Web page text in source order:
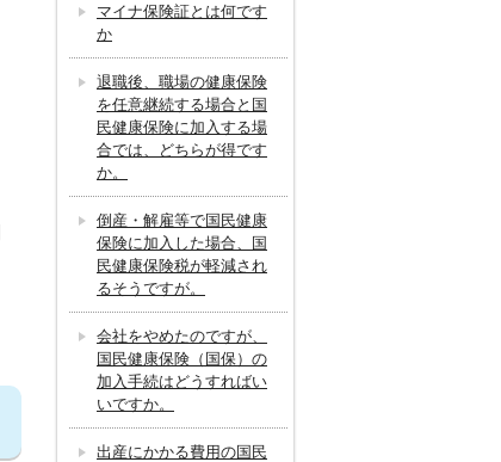
マイナ保険証とは何です
か
退職後、職場の健康保険
を任意継続する場合と国
民健康保険に加入する場
合では、どちらが得です
か。
倒産・解雇等で国民健康
保険に加入した場合、国
民健康保険税が軽減され
るそうですが。
会社をやめたのですが、
国民健康保険（国保）の
加入手続はどうすればい
いですか。
出産にかかる費用の国民